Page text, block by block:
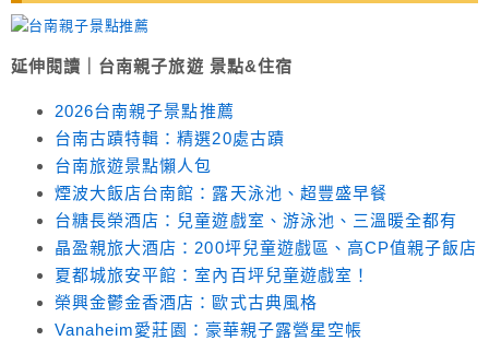
延伸閱讀｜台南親子旅遊 景點&住宿
2026台南親子景點推薦
台南古蹟特輯：精選20處古蹟
台南旅遊景點懶人包
煙波大飯店台南館：露天泳池、超豐盛早餐
台糖長榮酒店：兒童遊戲室、游泳池、三溫暖全都有
晶盈親旅大酒店：200坪兒童遊戲區、高CP值親子飯店
夏都城旅安平館：室內百坪兒童遊戲室！
榮興金鬱金香酒店：歐式古典風格
Vanaheim愛莊園：豪華親子露營星空帳